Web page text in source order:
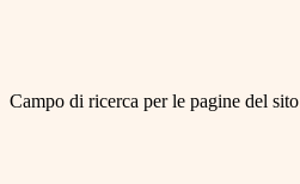
Campo di ricerca per le pagine del sito